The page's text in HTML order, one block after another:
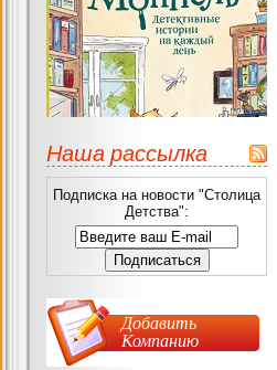
Наша рассылка
Подписка на новости "Столица
Детства":
Добавить
Компанию